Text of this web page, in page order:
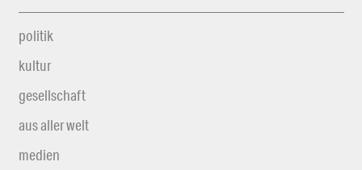
politik
kultur
gesellschaft
aus aller welt
medien